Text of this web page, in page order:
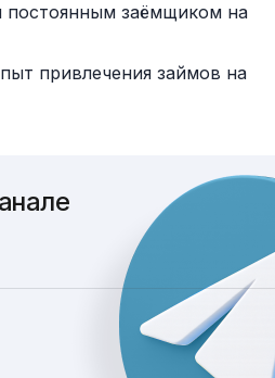
постоянным заёмщиком на
привлечения займов на